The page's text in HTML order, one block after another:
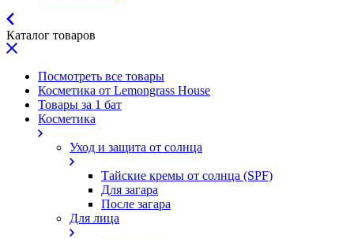
Каталог товаров
Посмотреть все товары
Косметика от Lemongrass House
Товары за 1 бат
Косметика
Уход и защита от солнца
Тайские кремы от солнца (SPF)
Для загара
После загара
Для лица